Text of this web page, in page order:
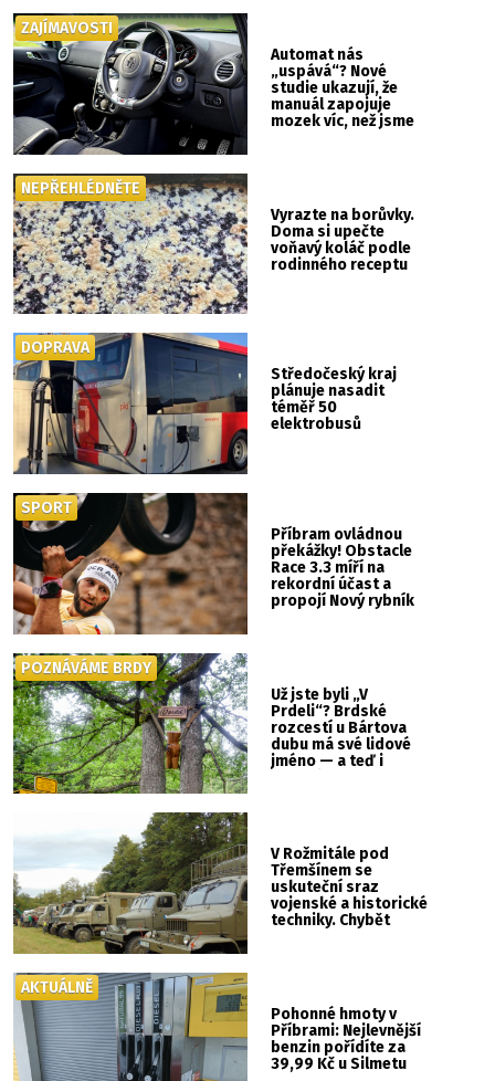
Automat nás
„uspává“? Nové
studie ukazují, že
manuál zapojuje
mozek víc, než jsme
ZAJÍMAVOSTI
Vyrazte na borůvky.
Doma si upečte
voňavý koláč podle
rodinného receptu
NEPŘEHLÉDNĚTE
Středočeský kraj
plánuje nasadit
téměř 50
elektrobusů
DOPRAVA
Příbram ovládnou
překážky! Obstacle
Race 3.3 míří na
rekordní účast a
propojí Nový rybník
SPORT
Už jste byli „V
Prdeli“? Brdské
rozcestí u Bártova
dubu má své lidové
jméno — a teď i
POZNÁVÁME BRDY
V Rožmitále pod
Třemšínem se
uskuteční sraz
vojenské a historické
techniky. Chybět
Pohonné hmoty v
Příbrami: Nejlevnější
benzin pořídíte za
39,99 Kč u Silmetu
AKTUÁLNĚ